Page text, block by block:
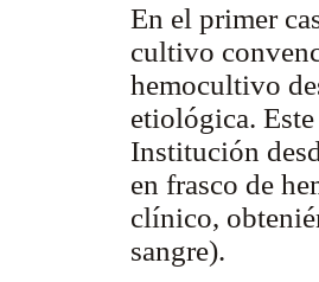
En el primer
cultivo
hemocultivo
etiológica.
Institución
en frasco de
clínico,
sangre).